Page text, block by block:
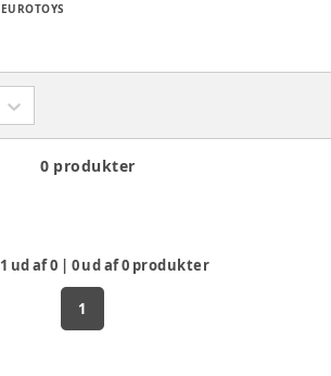
EUROTOYS
0 produkter
1 ud af0 | 0ud af0 produkter
1